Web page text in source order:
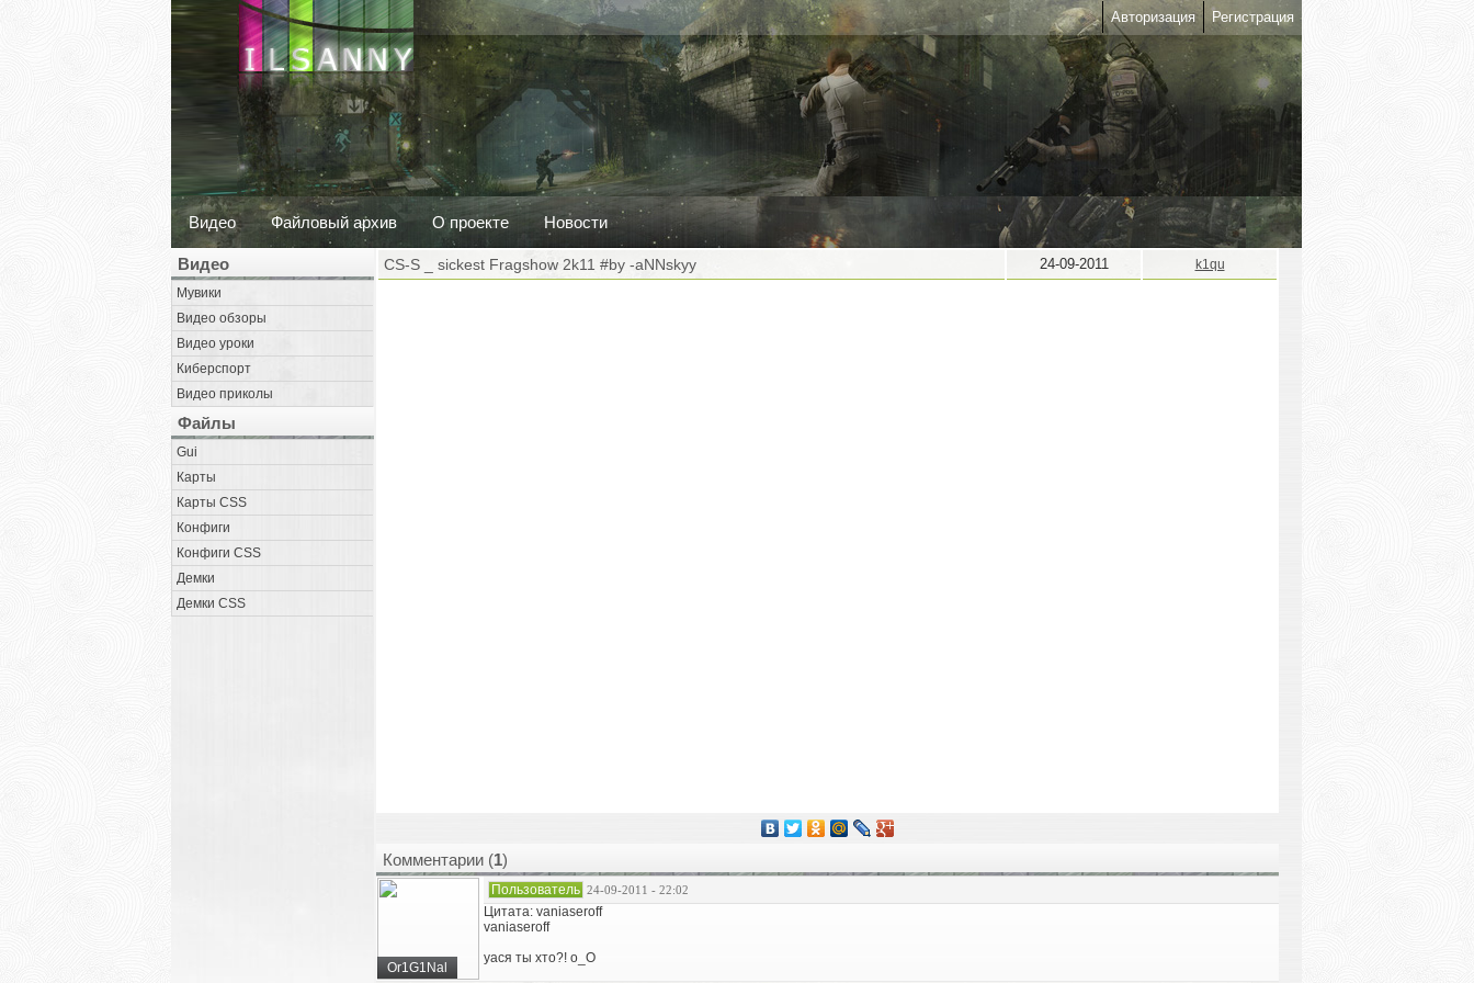
Авторизация Регистрация
Видео Файловый архив О проекте Новости
Видео
Мувики
Видео обзоры
Видео уроки
Киберспорт
Видео приколы
Файлы
Gui
Карты
Карты CSS
Конфиги
Конфиги CSS
Демки
Демки CSS
CS-S _ sickest Fragshow 2k11 #by -aNNskyy 24-09-2011 k1qu
Комментарии (1)
Or1G1Nal
Пользователь 24-09-2011 - 22:02
Цитата: vaniaseroff
vaniaseroff
уася ты хто?! о_О